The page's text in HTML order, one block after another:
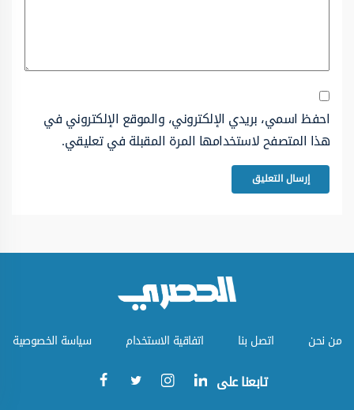
احفظ اسمي، بريدي الإلكتروني، والموقع الإلكتروني في
هذا المتصفح لاستخدامها المرة المقبلة في تعليقي.
من نحن اتصل بنا اتفاقية الاستخدام سياسة الخصوصية
تابعنا على